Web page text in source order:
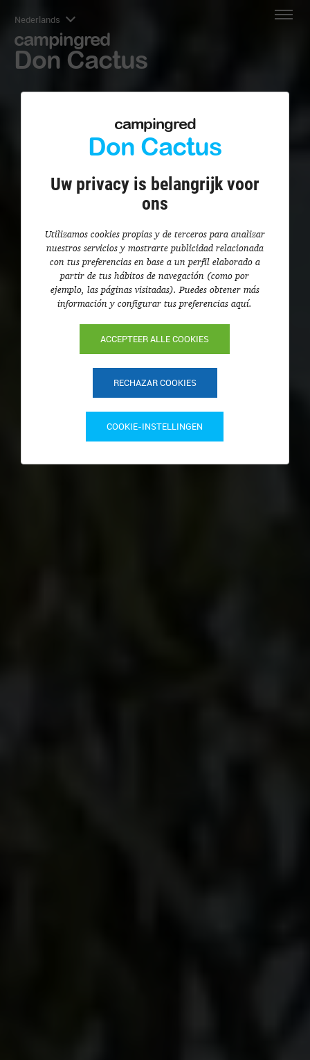
Nederlands
campingred
Don Cactus
campingred
Don Cactus
Uw privacy is belangrijk voor
ons
Utilizamos cookies propias y de terceros para analizar
nuestros servicios y mostrarte publicidad relacionada
con tus preferencias en base a un perfil elaborado a
partir de tus hábitos de navegación (como por
ejemplo, las páginas visitadas). Puedes obtener más
información y configurar tus preferencias aquí.
ACCEPTEER ALLE COOKIES
RECHAZAR COOKIES
COOKIE-INSTELLINGEN